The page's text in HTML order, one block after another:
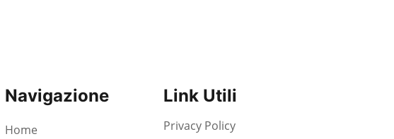
Navigazione
Home
Link Utili
Privacy Policy